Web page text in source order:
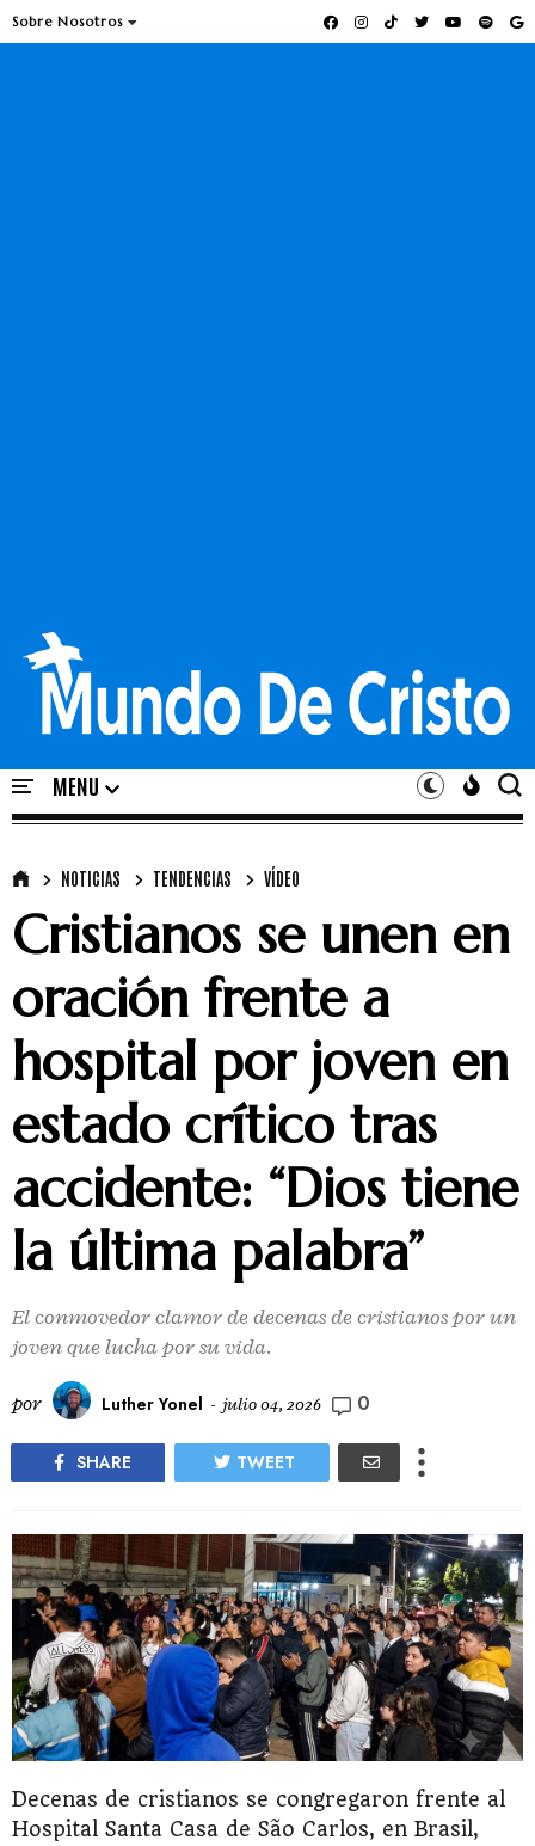
Sobre Nosotros
NOTICIAS TENDENCIAS VÍDEO
Cristianos se unen en
oración frente a
hospital por joven en
estado crítico tras
accidente: “Dios tiene
la última palabra”
El conmovedor clamor de decenas de cristianos por un
joven que lucha por su vida.
por Luther Yonel - julio 04, 2026 0
SHARE TWEET
Decenas de cristianos se congregaron frente al
Hospital Santa Casa de São Carlos, en Brasil,